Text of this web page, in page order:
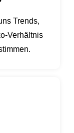
Trends,
Verhältnis